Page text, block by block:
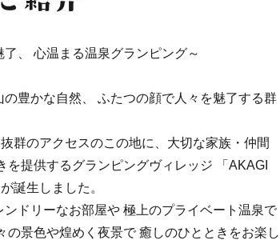
、 心温まる温泉グランピング～
豊かな自然、 ふたつの顔で人々を魅了する群
群のアクセスのこの地に、大切な家族・仲間
を提供するグランピングヴィレッジ 「AKAGI
誕生しました。
ドリーなお部屋や 極上のプライベート温泉で
の景色や煌めく夜景で 癒しのひとときをお楽し